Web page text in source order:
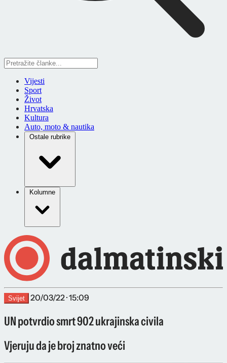
Vijesti
Sport
Život
Hrvatska
Kultura
Auto, moto & nautika
Ostale rubrike
Kolumne
Svijet 20/03/22 · 15:09
UN potvrdio smrt 902 ukrajinska civila
Vjeruju da je broj znatno veći